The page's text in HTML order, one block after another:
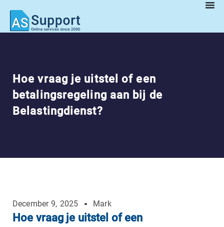
Hoe vraag je uitstel of een
betalingsregeling aan bij de
Belastingdienst?
December 9, 2025 Mark
Hoe vraag je uitstel of een